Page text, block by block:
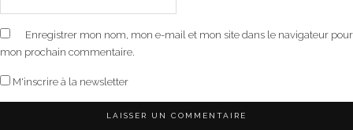
Enregistrer mon nom, mon e-mail et mon site dans le navigateur pour
mon prochain commentaire.
M'inscrire à la newsletter